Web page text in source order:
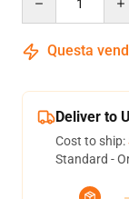
Questa
Deliver to
Cost to ship:
Standard -